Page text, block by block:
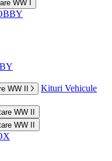
WW I
WW II
Kituri Vehicule
WW II
WW II